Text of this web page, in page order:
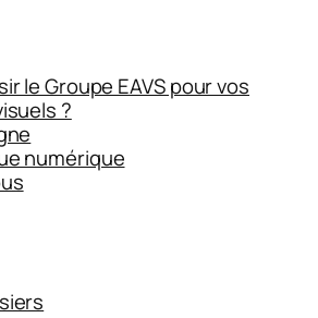
le Groupe EAVS pour vos
?
numérique